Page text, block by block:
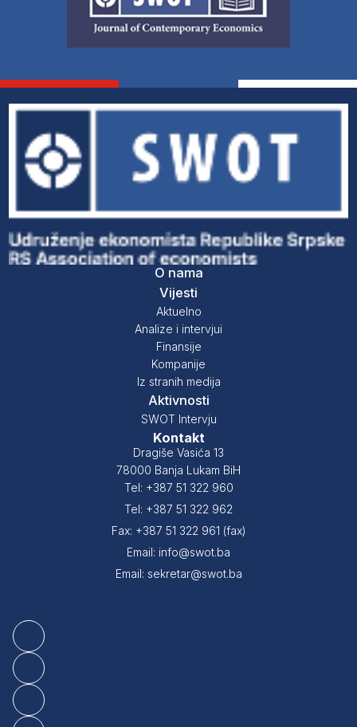
O nama
Vijesti
Aktuelno
Analize i intervjui
Finansije
Kompanije
Iz stranih medija
Aktivnosti
SWOT Intervju
Kontakt
Dragiše Vasića 13
78000 Banja Lukam BiH
Tel: +387 51 322 960
Tel: +387 51 322 962
Fax: +387 51 322 961 (fax)
Email: info@swot.ba
Email: sekretar@swot.ba